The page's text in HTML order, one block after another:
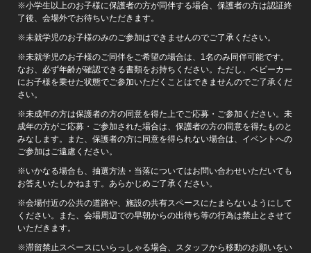
※小学生以上のお子様に保護者の方が同伴する場合、保護者の方は認証終
了後、会場外でお待ちいただきます。
※未就学児のお子様のみのご参加はできませんのでご了承ください。
※未就学児のお子様のご同伴をご希望の場合は、1名のみ同伴可能です。
なお、必ず年齢が確認できる書類をお持ちください。ただし、ベビーカー
にお子様を乗せた状態でご参加いただくことはできませんのでご了承くだ
さい。
※未成年の方は保護者の方の同意を得た上でご応募・ご参加ください。未
成年の方がご応募・ご参加された場合は、保護者の方の同意を得たものと
みなします。また、保護者の方に同意を得られない場合は、イベントへの
ご参加はご遠慮ください。
※いかなる場合も、抽選方法・当落についてはお問い合わせいただいても
お答えいたしかねます。あらかじめご了承ください。
※会場付近の公共の道路や、施設の共有スペースにたまらないようにして
ください。また、会場周辺での早朝からの出待ち等の行為は禁止とさせて
いただきます。
※滞留禁止スペースにいらっしゃる場合、スタッフから移動のお願いをい